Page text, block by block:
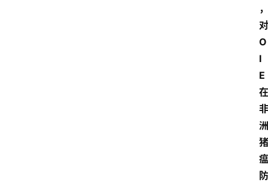
，
对
O
I
E
在
非
洲
猪
瘟
防